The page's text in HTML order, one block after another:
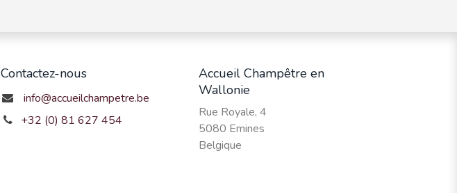
Contactez-nous
info@accueilchampetre.be
+32 (0) 81 627 454
Accueil Champêtre en
Wallonie
Rue Royale, 4
5080 Emines
Belgique